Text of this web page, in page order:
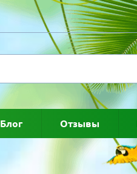
Блог Отзывы